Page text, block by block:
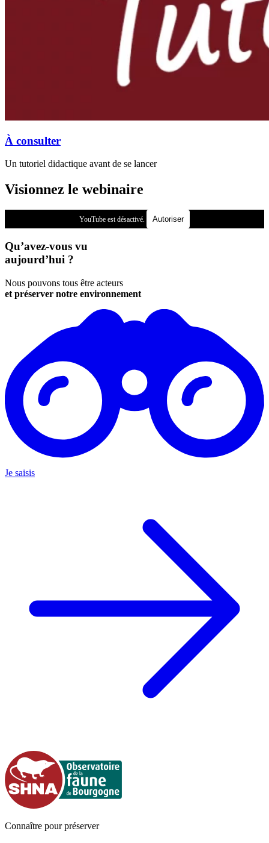
À consulter
Un tutoriel didactique avant de se lancer
Visionnez le webinaire
YouTube est désactivé. Autoriser
Qu’avez-vous vu
aujourd’hui ?
Nous pouvons tous être acteurs
et préserver notre environnement
Je saisis
Connaître pour préserver